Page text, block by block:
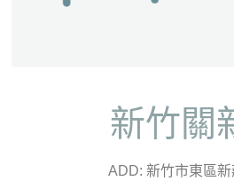
新竹關
ADD: 新竹市東區